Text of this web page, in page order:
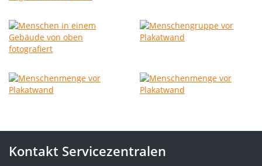
Kontakt Servicezentralen